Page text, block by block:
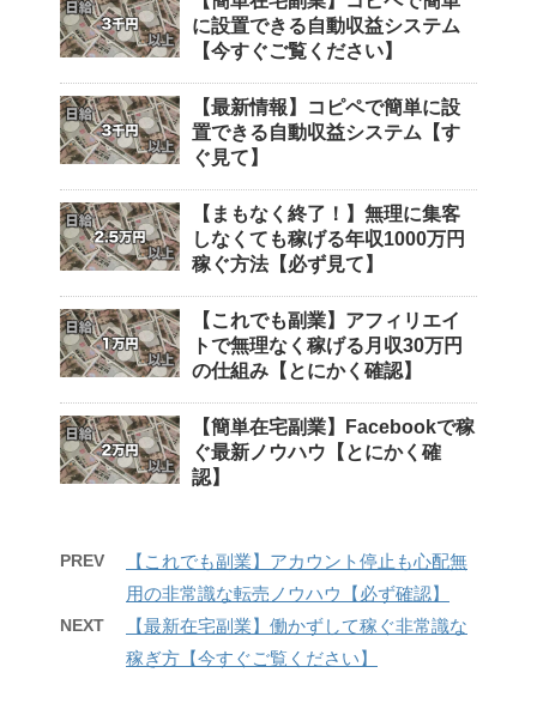
に設置できる自動収益システム
【今すぐご覧ください】
【最新情報】コピペで簡単に設
置できる自動収益システム【す
ぐ見て】
【まもなく終了！】無理に集客
しなくても稼げる年収1000万円
稼ぐ方法【必ず見て】
【これでも副業】アフィリエイ
トで無理なく稼げる月収30万円
の仕組み【とにかく確認】
【簡単在宅副業】Facebookで稼
ぐ最新ノウハウ【とにかく確
認】
PREV
【これでも副業】アカウント停止も心配無
用の非常識な転売ノウハウ【必ず確認】
NEXT
【最新在宅副業】働かずして稼ぐ非常識な
稼ぎ方【今すぐご覧ください】